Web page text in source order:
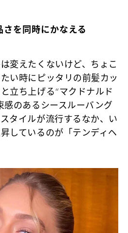
を同時にかなえる
変えたくないけど、ちょこ
い時にピッタリの前髪カッ
立ち上げる“マクドナルド
感のあるシースルーバング
タイルが流行するなか、い
しているのが「テンディヘ